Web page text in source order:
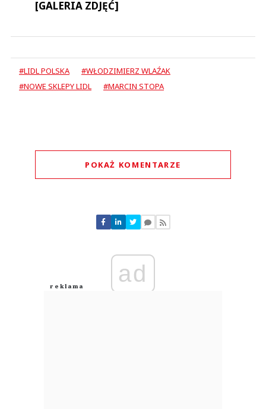
[GALERIA ZDJĘĆ]
#LIDL POLSKA
#WŁODZIMIERZ WLAŹAK
#NOWE SKLEPY LIDL
#MARCIN STOPA
POKAŻ KOMENTARZE
Nie znaleziono komentarzy
Zostaw swoje komentarze
Anuluj
ad